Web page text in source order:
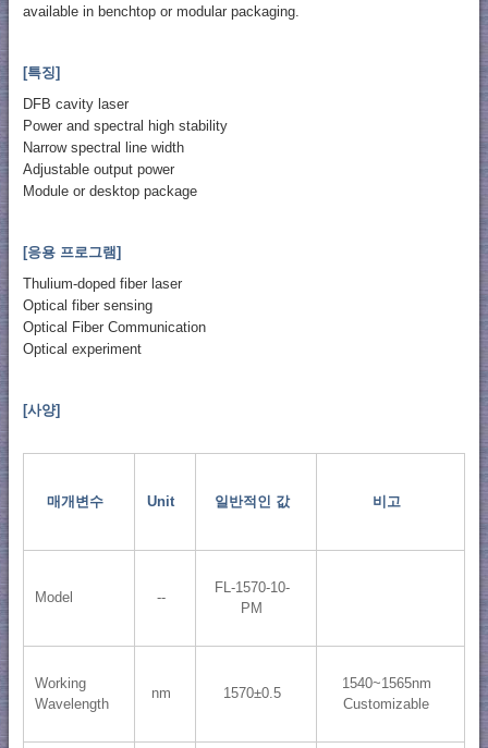
available in benchtop or modular packaging.
[특징]
DFB cavity laser
Power and spectral high stability
Narrow spectral line width
Adjustable output power
Module or desktop package
[응용 프로그램]
Thulium-doped fiber laser
Optical fiber sensing
Optical Fiber Communication
Optical experiment
[사양]
매개변수 Unit 일반적인 값 비고
Model --
FL-1570-10-
PM
Working
Wavelength
nm 1570±0.5
1540~1565nm
Customizable